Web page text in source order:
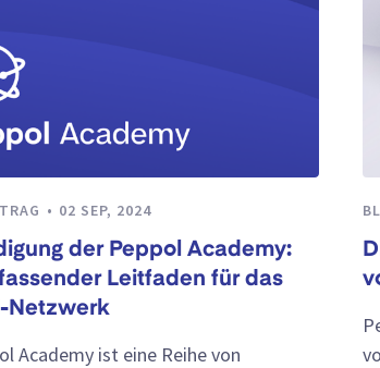
02 SEP, 2024
der Peppol Academy:
Leitfaden für das
Netzwerk
Academy ist eine Reihe von